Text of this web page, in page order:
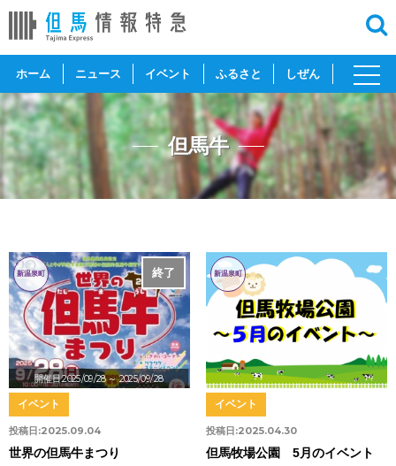
ホーム ニュース イベント ふるさと しぜん
toggle
但馬牛
開催日:2025/09/28～ 2025/09/28
終了
新温泉町
投稿日:2025.09.04
イベント
世界の但馬牛まつり
新温泉町
投稿日:2025.04.30
イベント
但馬牧場公園 5月のイベント